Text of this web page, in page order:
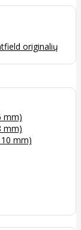
originalių
mm)
mm)
mm)